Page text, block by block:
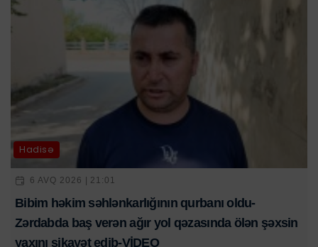
Hadisə
6 AVQ 2026 | 21:01
Bibim həkim səhlənkarlığının qurbanı oldu-
Zərdabda baş verən ağır yol qəzasında ölən şəxsin
yaxını şikayət edib-VİDEO